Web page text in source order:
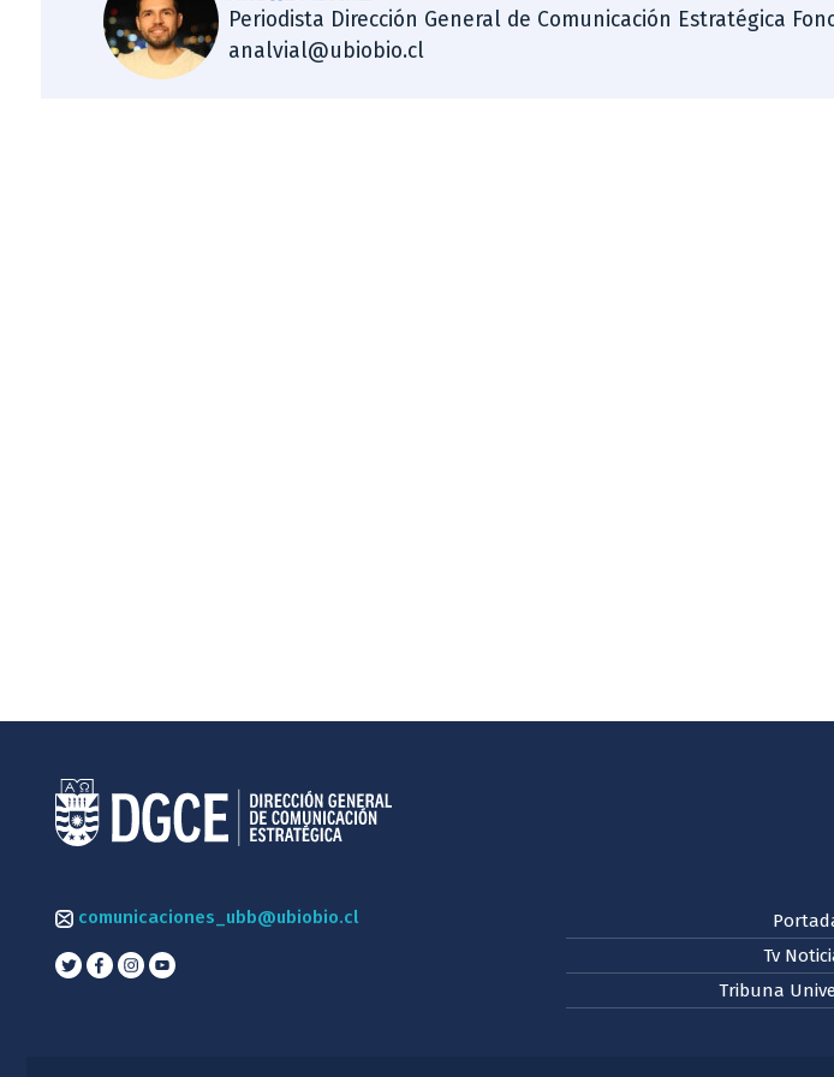
Periodista Dirección General de Comunicación Estratégica
analvial@ubiobio.cl
comunicaciones_ubb@ubiobio.cl
Tv
Tribuna